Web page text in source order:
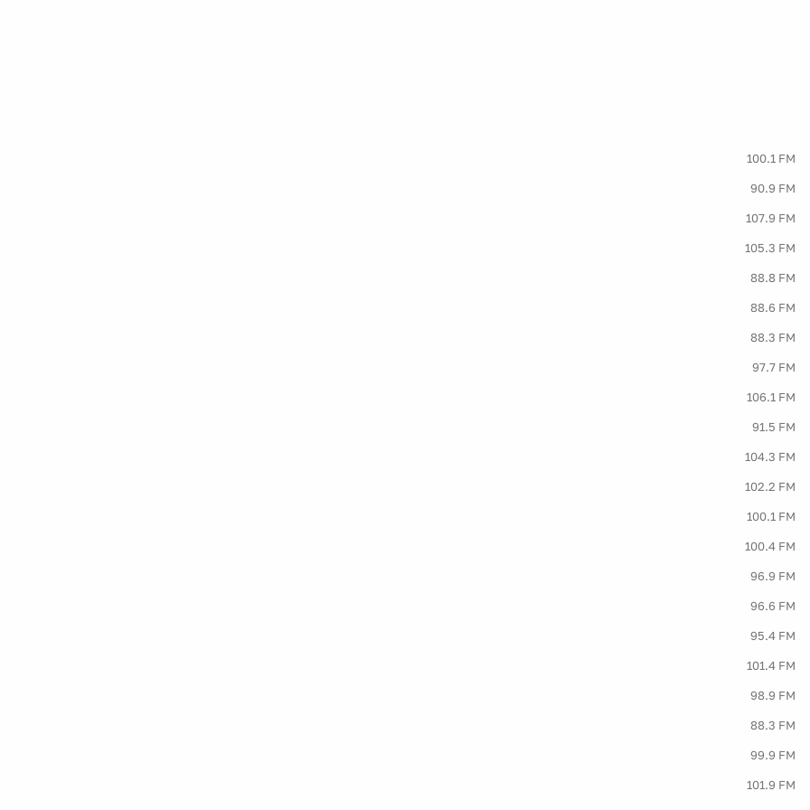
100.1 FM
90.9 FM
107.9 FM
105.3 FM
88.8 FM
88.6 FM
88.3 FM
97.7 FM
106.1 FM
91.5 FM
104.3 FM
102.2 FM
100.1 FM
100.4 FM
96.9 FM
96.6 FM
95.4 FM
101.4 FM
98.9 FM
88.3 FM
99.9 FM
101.9 FM